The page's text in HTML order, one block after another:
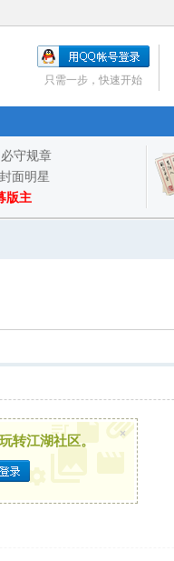
只需一步，快速开始
守规章
面明星
版主
转江湖社区。 ×